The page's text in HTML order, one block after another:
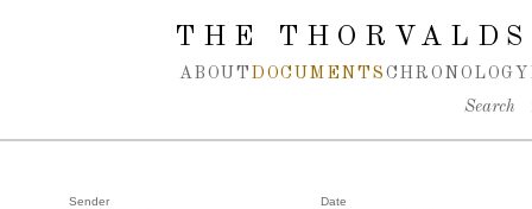
Spring navigation over
THE
ABOUT DOCUMENTS CHRONOLOGY
Search
Sender Date